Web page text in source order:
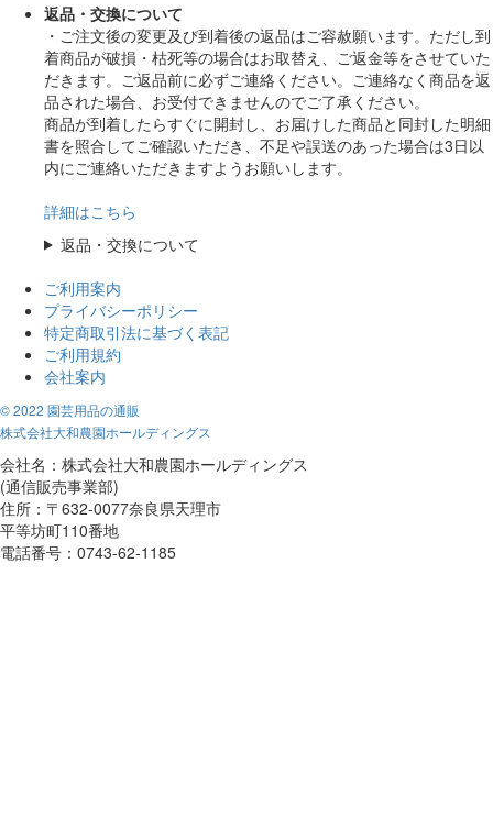
返品・交換について
・ご注文後の変更及び到着後の返品はご容赦願います。ただし到
着商品が破損・枯死等の場合はお取替え、ご返金等をさせていた
だきます。ご返品前に必ずご連絡ください。ご連絡なく商品を返
品された場合、お受付できませんのでご了承ください。
商品が到着したらすぐに開封し、お届けした商品と同封した明細
書を照合してご確認いただき、不足や誤送のあった場合は3日以
内にご連絡いただきますようお願いします。
詳細はこちら
返品・交換について
ご利用案内
プライバシーポリシー
特定商取引法に基づく表記
ご利用規約
会社案内
© 2022 園芸用品の通販
株式会社大和農園ホールディングス
会社名：株式会社大和農園ホールディングス
(通信販売事業部)
住所：〒632-0077奈良県天理市
平等坊町110番地
電話番号：0743-62-1185